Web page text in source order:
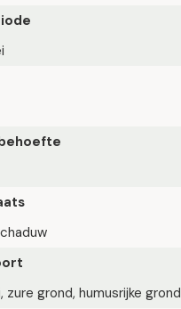
zure grond, humusrijke grond